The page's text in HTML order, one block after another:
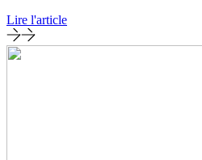
Lire l'article